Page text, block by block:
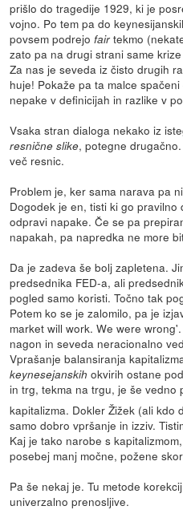
prišlo do tragedije 1929, ki je
vojno. Po tem pa do
povsem podrejofairtekmo
zato pa na drugi strani same
Za nas je seveda iz čisto drugih
huje! Pokaže pa ta malce
nepake v definicijah in razlike v
Vsaka stran dialoga nekako iz
resnične slike, potegne
več resnic.
Problem je, ker sama narava pa
Dogodek je en, tisti ki go
odpravi napake. Če se pa
napakah, pa napredka ne more
Da je zadeva še bolj zapletena.
predsednika FED-a, ali
pogled samo koristi. Točno tak
Potem ko se je zalomilo, pa je
market will work. We were
nagon in seveda neracionalno
Vprašanje balansiranja
keynesejanskih okvirih ostane
in trg, tekma na trgu, je še vedno
kapitalizma. Dokler Žižek (ali kdo
samo dobro vpršanje in izziv.
Kaj je tako narobe s
posebej manj močne, požene
Pa še nekaj je. Tu metode
univerzalno prenosljive.